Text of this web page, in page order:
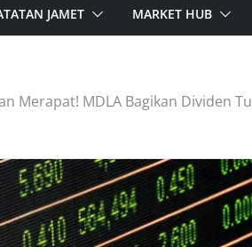
JAMET MARKET HUB
Merapat! MDLA Bagikan Dividen